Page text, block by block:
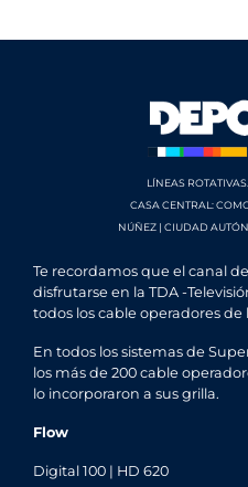
LÍNEAS
CASA CENTRAL:
NÚÑEZ | CIUDAD
Te recordamos que el canal
disfrutarse en la TDA -
todos los cable operadores de
En todos los sistemas de
los más de 200 cable
lo incorporaron a sus grilla.
Flow
Digital 100 | HD 620